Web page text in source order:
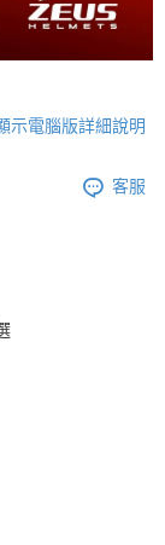
示電腦版詳細說明
客服